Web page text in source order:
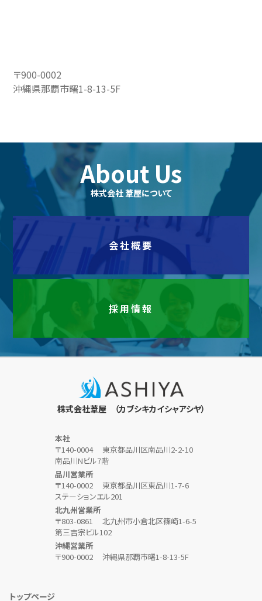
〒900-0002
沖縄県那覇市曙1-8-13-5F
About Us
株式会社 葦屋について
会社概要
採用情報
株式会社葦屋 （カブシキカイシャアシヤ）
本社
〒140-0004
東京都品川区南品川2-2-10
南品川Nビル7階
品川営業所
〒140-0002
東京都品川区東品川1-7-6
ステーションエル201
北九州営業所
〒803-0861
北九州市小倉北区篠崎1-6-5
第三吉宗ビル102
沖縄営業所
〒900-0002
沖縄県那覇市曙1-8-13-5F
トップページ